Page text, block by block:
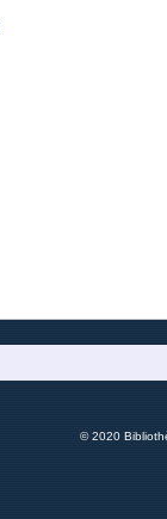
© 2020